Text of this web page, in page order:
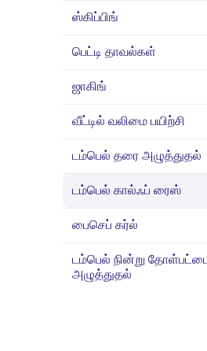
ஸ்கிப்பிங்
பெட்டி தாவல்கள்
ஜாகிங்
வீட்டில் வலிமை பயிற்சி
டம்பெல் தரை அழுத்துதல்
டம்பெல் கால்ஃப் ரைஸ்
பைசெப் கர்ல்
டம்பெல் நின்று தோள்பட்டை
அழுத்துதல்